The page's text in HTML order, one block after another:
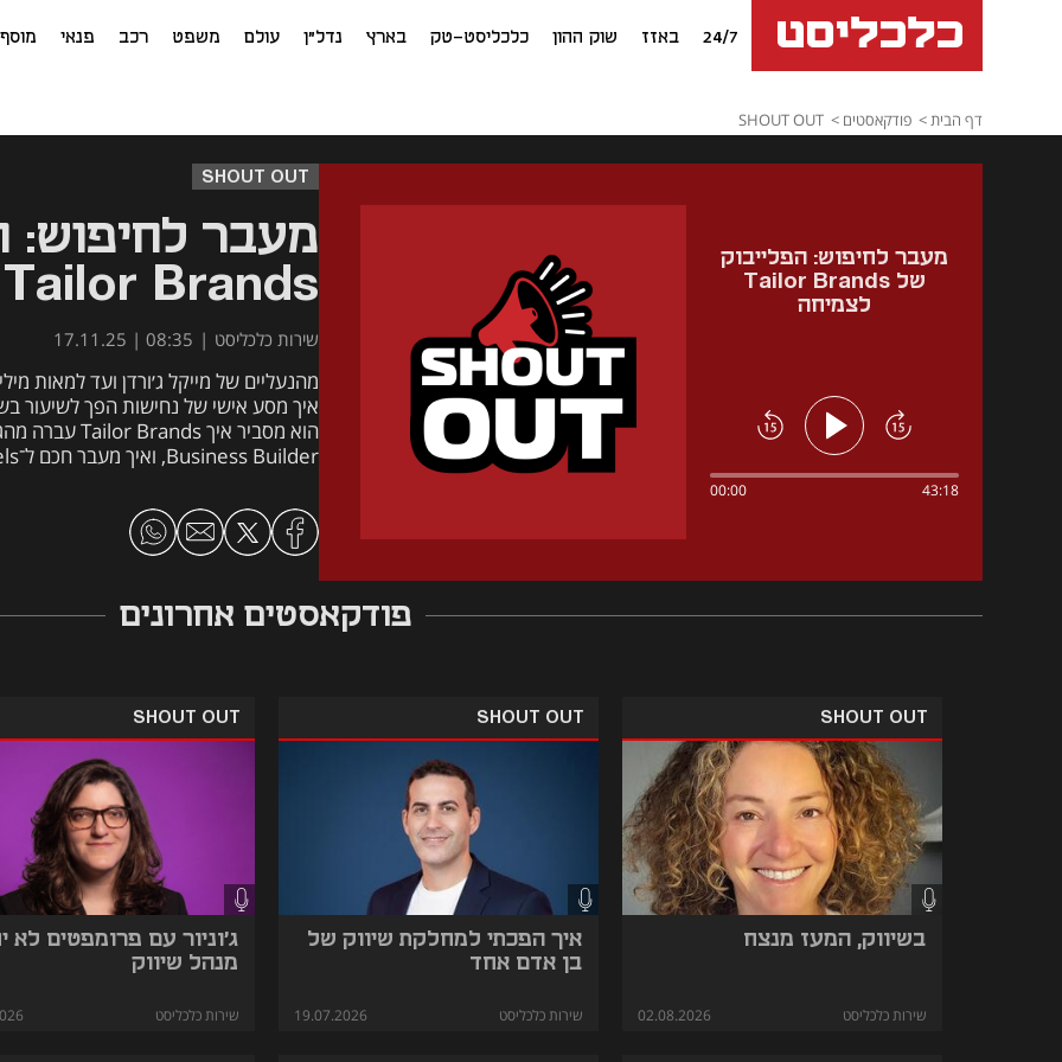
24/7 באזז שוק ההון כלכליסט-טק בארץ נדל"ן עולם משפט רכב פנאי מוסף
דף הבית פודקאסטים SHOUT OUT
מעבר לחיפוש: הפלייבוק
של Tailor Brands
לצמיחה
43:18
00:00
SHOUT OUT
מעבר לחיפוש:
Tailor Brands לצמיחה
שירות כלכליסט |
08:35 | 17.11.25
מידה גדול, ועל למה התמדה חכמה מנצחת
פודקאסטים אחרונים
SHOUT OUT
בשיווק, המעז מנצח
שירות כלכליסט 02.08.2026
SHOUT OUT
איך הפכתי למחלקת שיווק של
בן אדם אחד
שירות כלכליסט 19.07.2026
SHOUT OUT
ג'וניור עם פרומפטים לא
מנהל שיווק
שירות כלכליסט